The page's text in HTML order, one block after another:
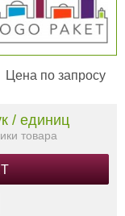
Цена по запросу
/ единиц
товара